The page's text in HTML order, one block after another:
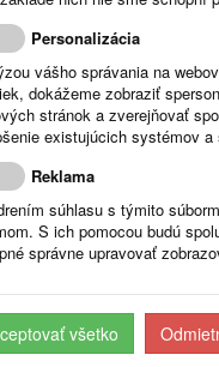
Personalizácia
vášho správania na
dokážeme zobraziť
stránok a zverejňovať
existujúcich systémov
Reklama
súhlasu s týmito
S ich pomocou budú
správne upravovať
všetko